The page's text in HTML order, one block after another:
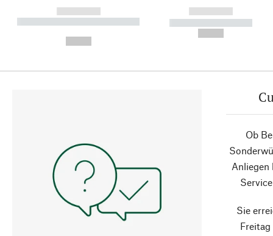
------------
----------- ----------- ----------
------------
----------- -----------
Ob
Anliegen
Sie